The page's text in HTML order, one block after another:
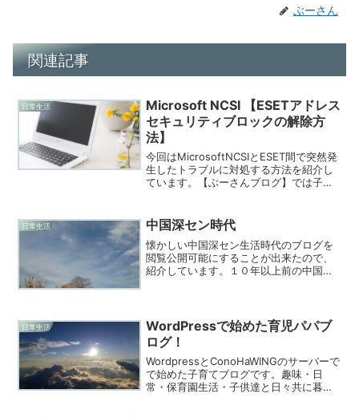
ぶーさん
関連記事
日常生活
Microsoft NCSI 【ESETアドレス
セキュリティブロックの解除方
法】
今回はMicrosoftNCSIとESET間で突然発
生したトラブルに対処する方法を紹介し
ています。【ぶーさんブログ】では子育
日常生活 中国深セン時代
懐かしい中国深セン生活時代のブログを
閲覧公開可能にすることが出来たので、
紹介しています。１０年以上前の中国深
日常生活
WordPressで始めた育児パパブ
ログ！
WordpressとConoHaWINGのサーバーで
で始めた子育てブログです。趣味・日
常・保育園生活・子供達と日々共に暮ら